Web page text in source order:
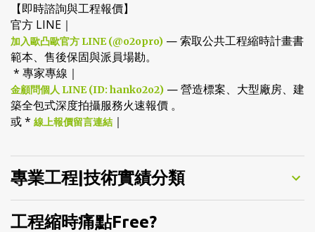
【即時諮詢與工程報價】
官方 LINE｜
加入歐凸歐官方 LINE (@o2opro) — 索取公共工程縮時計畫書
範本、售後保固與派員場勘。
* 專家專線｜
金顧問個人 LINE (ID: hanko2o2) — 營造標案、大型廠房、建
築全包式深度拍攝服務火速報價 。
或 * 線上報價留言連結 ｜
專業工程|技術實績分類
工程縮時痛點Free?